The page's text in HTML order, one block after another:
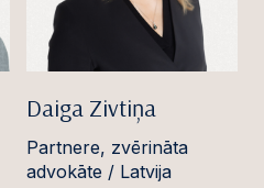
Daiga Zivtiņa
Partnere, zvērināta
advokāte / Latvija